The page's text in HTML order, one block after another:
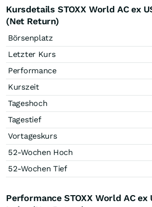
Kursdetails STOXX World AC ex
(Net Return)
Börsenplatz
Letzter Kurs
Performance
Kurszeit
Tageshoch
Tagestief
Vortageskurs
52-Wochen Hoch
52-Wochen Tief
Performance STOXX World AC ex